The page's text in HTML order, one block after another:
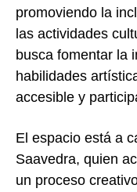
promoviendo la
las actividades
busca fomentar la
habilidades
accesible y
El espacio está a
Saavedra, quien
un proceso